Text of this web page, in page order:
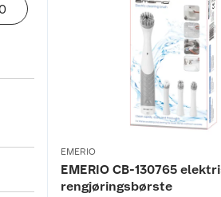
EMERIO
EMERIO CB-130765
rengjøringsbørste